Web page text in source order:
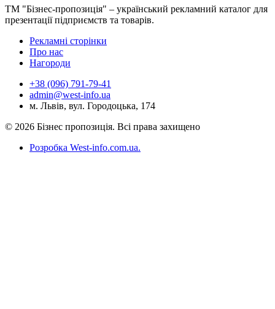
ТМ "Бізнес-пропозиція" – український рекламний каталог для
презентації підприємств та товарів.
Рекламні сторінки
Про нас
Нагороди
+38 (096) 791-79-41
admin@west-info.ua
м. Львів, вул. Городоцька, 174
© 2026 Бізнес пропозиція. Всі права захищено
Розробка West-info.com.ua.